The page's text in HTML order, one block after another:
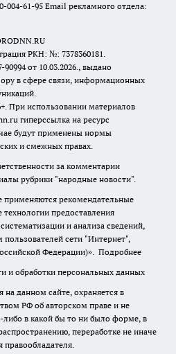
004-61-95 Email рекламного отдела:
РКН: №: 7378360181.
от 10.03.2026., выдано
в сфере связи, информационных
При использовании материалов
гиперссылка на ресурс
будут применены нормы
и смежных правах.
за комментарии
рубрики "народные новости".
рекомендательные
предоставления
и анализа сведений,
сети "Интернет",
Федерации)». Подробнее
и обработки персональных данных
данном сайте, охраняется в
РФ об авторском праве и не
в какой бы то ни было форме, в
переработке не иначе
правообладателя.